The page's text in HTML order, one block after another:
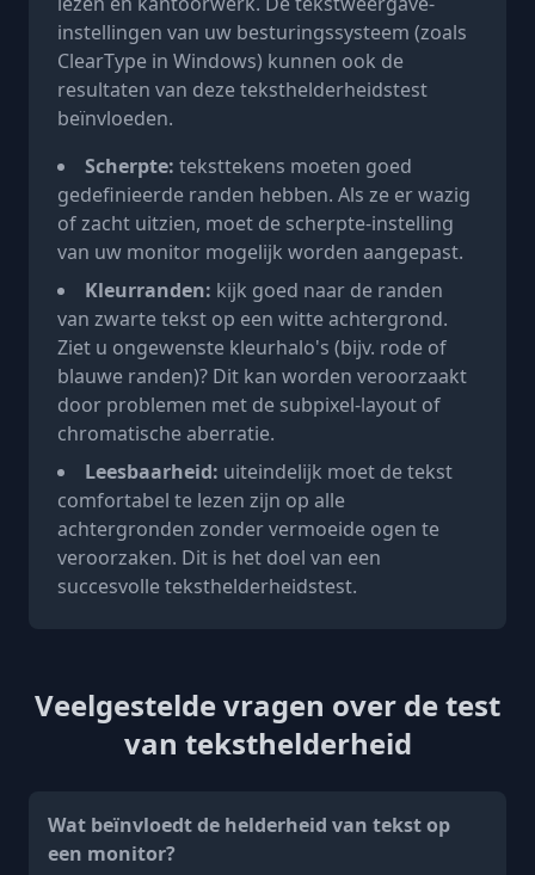
instellingen van uw besturingssysteem (zoals
ClearType in Windows) kunnen ook de
resultaten van deze teksthelderheidstest
beïnvloeden.
Scherpte: teksttekens moeten goed
gedefinieerde randen hebben. Als ze er wazig
of zacht uitzien, moet de scherpte-instelling
van uw monitor mogelijk worden aangepast.
Kleurranden: kijk goed naar de randen
van zwarte tekst op een witte achtergrond.
Ziet u ongewenste kleurhalo's (bijv. rode of
blauwe randen)? Dit kan worden veroorzaakt
door problemen met de subpixel-layout of
chromatische aberratie.
Leesbaarheid: uiteindelijk moet de tekst
comfortabel te lezen zijn op alle
achtergronden zonder vermoeide ogen te
veroorzaken. Dit is het doel van een
succesvolle teksthelderheidstest.
Veelgestelde vragen over de test
van teksthelderheid
Wat beïnvloedt de helderheid van tekst op
een monitor?